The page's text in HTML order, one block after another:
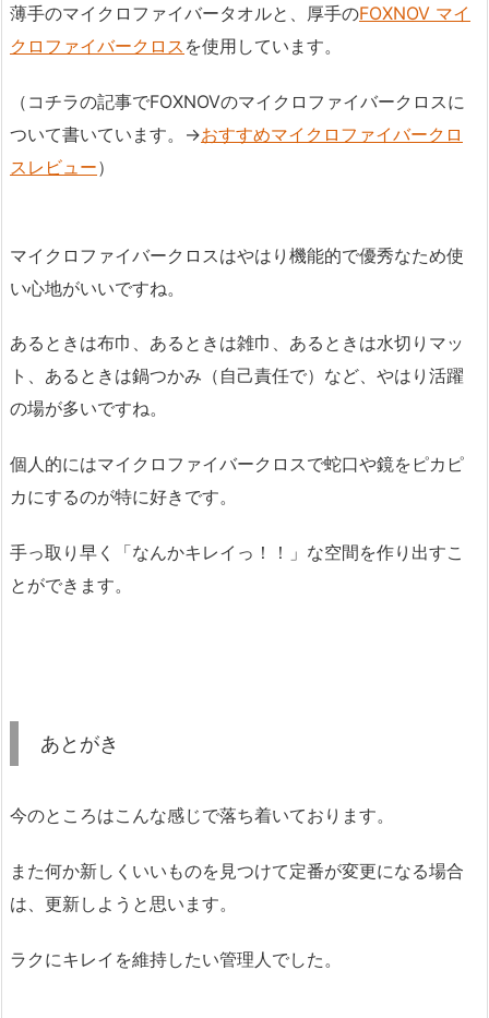
薄手のマイクロファイバータオルと、厚手のFOXNOV マイ
クロファイバークロス を使用しています。
（コチラの記事でFOXNOVのマイクロファイバークロスに
ついて書いています。→おすすめマイクロファイバークロ
スレビュー）
マイクロファイバークロスはやはり機能的で優秀なため使
い心地がいいですね。
あるときは布巾、あるときは雑巾、あるときは水切りマッ
ト、あるときは鍋つかみ（自己責任で）など、やはり活躍
の場が多いですね。
個人的にはマイクロファイバークロスで蛇口や鏡をピカピ
カにするのが特に好きです。
手っ取り早く「なんかキレイっ！！」な空間を作り出すこ
とができます。
あとがき
今のところはこんな感じで落ち着いております。
また何か新しくいいものを見つけて定番が変更になる場合
は、更新しようと思います。
ラクにキレイを維持したい管理人でした。